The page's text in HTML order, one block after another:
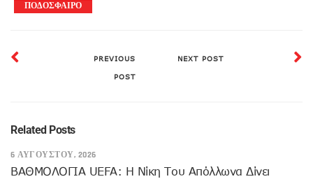
ΠΟΔΟΣΦΑΙΡΟ
PREVIOUS
POST
NEXT POST
Related Posts
6 ΑΥΓΟΎΣΤΟΥ, 2026
ΒΑΘΜΟΛΟΓΙΑ UEFA: Η Νίκη Του Απόλλωνα Δίνει